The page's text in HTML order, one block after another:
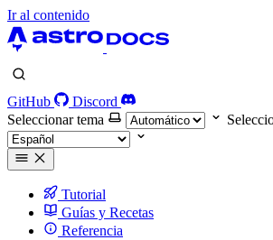
Ir al contenido
GitHub
Discord
Seleccionar tema
Tutorial
Guías y Recetas
Referencia